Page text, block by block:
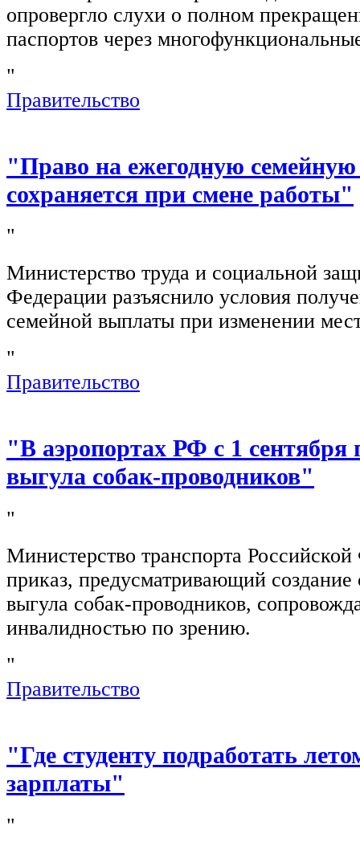
опровергло слухи о полном
паспортов через
"
Правительство
"Право на ежегодную
сохраняется при смене работы"
"
Министерство труда и социальной
Федерации разъяснило условия
семейной выплаты при изменении
"
Правительство
"В аэропортах РФ с 1 сентября
выгула собак-проводников"
"
Министерство транспорта
приказ, предусматривающий создание
выгула собак-проводников,
инвалидностью по зрению.
"
Правительство
"Где студенту подработать
зарплаты"
"